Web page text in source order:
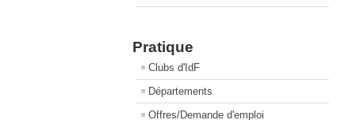
Pratique
Clubs d'IdF
Départements
Offres/Demande d'emploi